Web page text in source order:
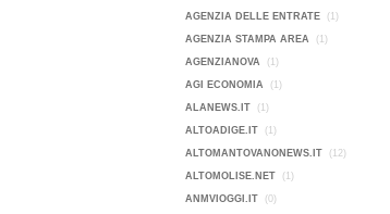
AGENZIA DELLE ENTRATE (1)
AGENZIA STAMPA AREA (1)
AGENZIANOVA (1)
AGI ECONOMIA (1)
ALANEWS.IT (1)
ALTOADIGE.IT (1)
ALTOMANTOVANONEWS.IT (12)
ALTOMOLISE.NET (1)
ANMVIOGGI.IT (0)